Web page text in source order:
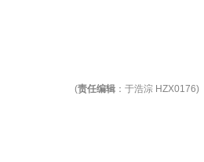
(责任编辑 ：于浩淙 HZX0176)